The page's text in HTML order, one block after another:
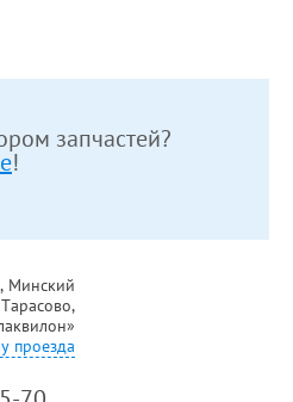
запчастей?
!
Минский
проезда